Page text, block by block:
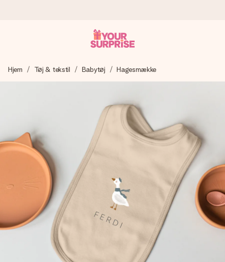
Vi laver din gave med omhu og sender den lynhurtigt – så
du kan give den på det helt rette tidspunkt, når den
4,7 (baseret på +15.000 anmeldelser)
Vores gaver inspirerer. Kunderne giver os 4,7 på Google
Reviews.
Gratis kort med hilsen
Lav noget særligt i blot få trin – med hendes navn, et
billede af dig eller en besked, der går lige i hendes hjerte.
Intet besvær men udelukkende en masse kærlighed i
Hjem Tøj & tekstil Babytøj Hagesmække